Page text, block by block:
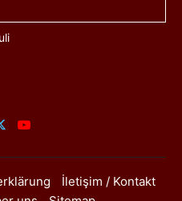
İletişim / Kontakt